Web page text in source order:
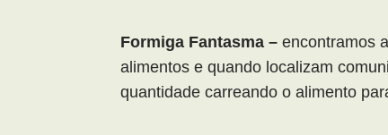
Formiga Fantasma –encontramos
alimentos e quando localizam
quantidade carreando o alimento